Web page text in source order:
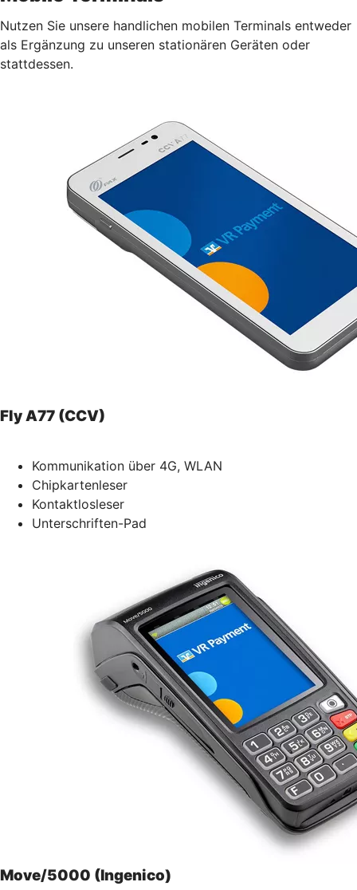
Nutzen Sie unsere handlichen mobilen Terminals entweder
als Ergänzung zu unseren stationären Geräten oder
stattdessen.
Fly A77 (CCV)
Kommunikation über 4G, WLAN
Chipkartenleser
Kontaktlosleser
Unterschriften-Pad
Move/5000 (Ingenico)